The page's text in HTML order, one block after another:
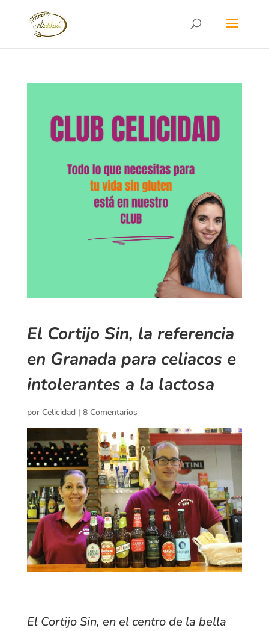
El Cortijo Sin, la referencia
en Granada para celiacos e
intolerantes a la lactosa
por Celicidad| 8 Comentarios
El Cortijo Sin, en el centro de la bella